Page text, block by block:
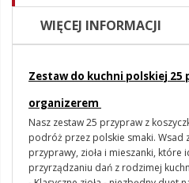
WIĘCEJ INFORMACJI
Zestaw do kuchni polskiej
organizerem
Nasz zestaw 25 przypraw z
podróż przez polskie smaki. Wsad
przyprawy, zioła i mieszanki, które
przyrządzaniu dań z rodzimej